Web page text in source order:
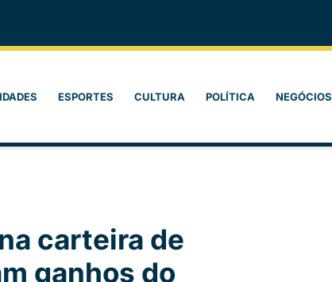
ESPORTES CULTURA POLÍTICA NEGÓCIOS
carteira de
ganhos do